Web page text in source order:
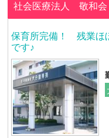
社会医療法人 敬和
保育所完備！ 残業ほ
です♪